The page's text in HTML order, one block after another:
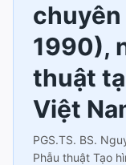
chuyên
1990),
thuật
Việt
PGS.TS. BS.
Phẫu thuật Tạo